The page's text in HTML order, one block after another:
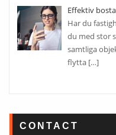
Effektiv
Har du
du med stor
samtliga
flytta […]
CONTACT